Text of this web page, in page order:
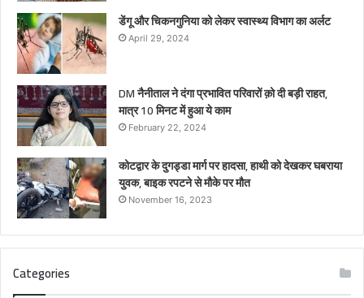
डेंगू और चिकनगुनिया को लेकर स्वास्थ्य विभाग का अर्लट
April 29, 2024
DM नैनीताल ने दंगा प्रभावित परिवारों क़ो दी बड़ी राहत,
मात्र 10 मिनट में हुआ ये काम
February 22, 2024
कोटद्वार के दुगड्डा मार्ग पर हादसा, हाथी को देखकर घबराया
युवक, बाइक रपटने से मौके पर मौत
November 16, 2023
Categories